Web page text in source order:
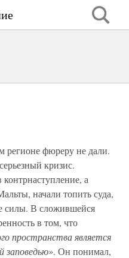
регионе фюреру не дали.
кризис.
а
начали топить суда,
силы. В сложившейся
в том, что
пространства является
заповедью». Он понимал,